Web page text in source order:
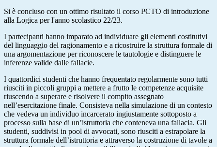
Si è concluso con un ottimo risultato il corso PCTO di introduzione
alla Logica per l'anno scolastico 22/23.
I partecipanti hanno imparato ad individuare gli elementi costitutivi
del linguaggio del ragionamento e a ricostruire la struttura formale di
una argomentazione perriconoscere le tautologie e distinguere le
inferenze valide dalle fallacie.
I quattordici studenti che hanno frequentato regolarmente sono tutti
riusciti in piccoli gruppi a mettere a frutto le competenze acquisite
riuscendo a superare e risolvere il compito assegnato
nell’esercitazione finale. Consisteva nella simulazione di un contesto
che vedeva un individuo incarcerato ingiustamente sottoposto a
processo sulla base di un’istruttoria che conteneva una fallacia. Gli
studenti, suddivisi in pool di avvocati, sono riusciti a estrapolare la
struttura formale dell’istruttoria e attraverso la costruzione di tavole a